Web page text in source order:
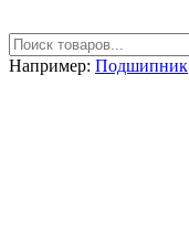
Например: Подшипник